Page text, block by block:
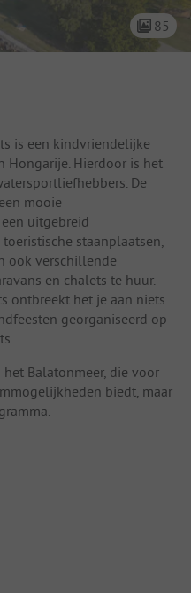
85
is een kindvriendelijke
Hongarije. Hierdoor is het
De
mooie
uitgebreid
staanplaatsen,
ook verschillende
en chalets te huur.
ontbreekt het je aan niets.
georganiseerd op
Balatonmeer, die voor
biedt, maar